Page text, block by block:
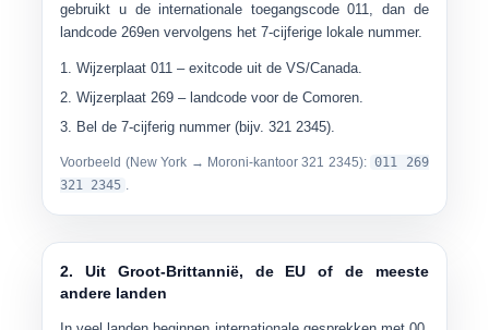
gebruikt u de internationale toegangscode011, dan de
landcode269en vervolgens het 7-cijferige lokale nummer.
Wijzerplaat011 – exitcode uit de VS/Canada.
Wijzerplaat269 – landcode voor de Comoren.
Bel de7-cijferig nummer (bijv.321 2345).
Voorbeeld (New York → Moroni-kantoor 321 2345): 011 269
321 2345 .
2. Uit Groot-Brittannië, de EU of de meeste
andere landen